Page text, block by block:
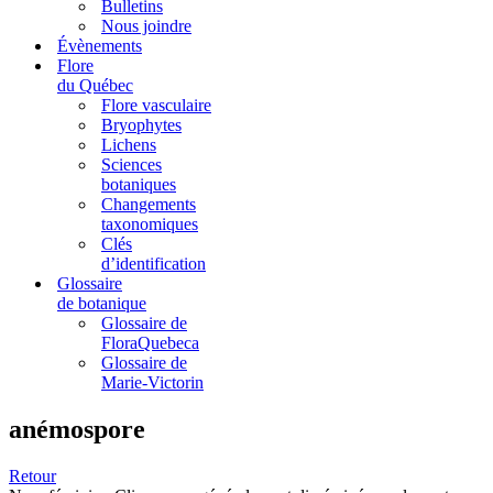
Bulletins
Nous joindre
Évènements
Flore
du Québec
Flore vasculaire
Bryophytes
Lichens
Sciences
botaniques
Changements
taxonomiques
Clés
d’identification
Glossaire
de botanique
Glossaire de
FloraQuebeca
Glossaire de
Marie-Victorin
anémospore
Retour